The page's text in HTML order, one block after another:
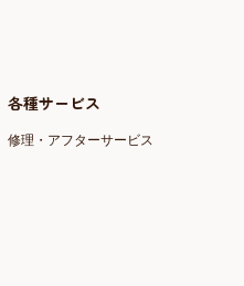
各種サービス
修理・アフターサービス